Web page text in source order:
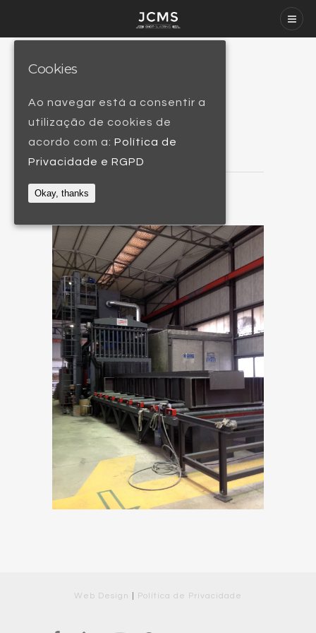
Horizontal 3200
Web Design Política de Privacidade
Cookies
Ao navegar está a consentir a
utilização de cookies de
acordo com a: Política de
Privacidade e RGPD
Okay, thanks